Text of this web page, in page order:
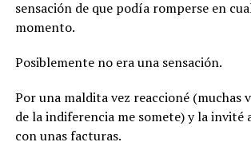
sensación de que podía romperse en
momento.
Posiblemente no era una sensación.
Por una maldita vez reaccioné (muchas
de la indiferencia me somete) y la invité
con unas facturas.